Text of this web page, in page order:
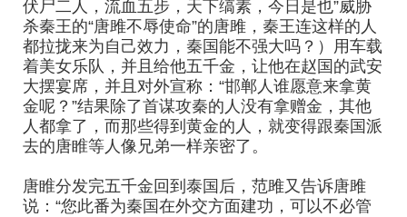
伏尸二人，流血五步，天下缟素，今日是也”威胁
杀秦王的“唐雎不辱使命”的唐雎，秦王连这样的人
都拉拢来为自己效力，秦国能不强大吗？）用车载
着美女乐队，并且给他五千金，让他在赵国的武安
大摆宴席，并且对外宣称：“邯郸人谁愿意来拿黄
金呢？”结果除了首谋攻秦的人没有拿赠金，其他
人都拿了，而那些得到黄金的人，就变得跟秦国派
去的唐睢等人像兄弟一样亲密了。
唐睢分发完五千金回到泰国后，范雎又告诉唐雎
说：“您此番为秦国在外交方面建功，可以不必管